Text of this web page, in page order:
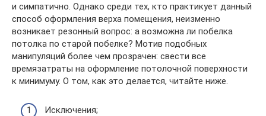
и симпатично. Однако среди тех, кто практикует данный
способ оформления верха помещения, неизменно
возникает резонный вопрос: а возможна ли побелка
потолка по старой побелке? Мотив подобных
манипуляций более чем прозрачен: свести все
времязатраты на оформление потолочной поверхности
к минимуму. О том, как это делается, читайте ниже.
Исключения;